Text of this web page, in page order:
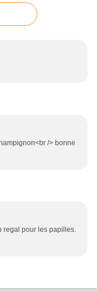
/> bonne
regal pour les papilles.